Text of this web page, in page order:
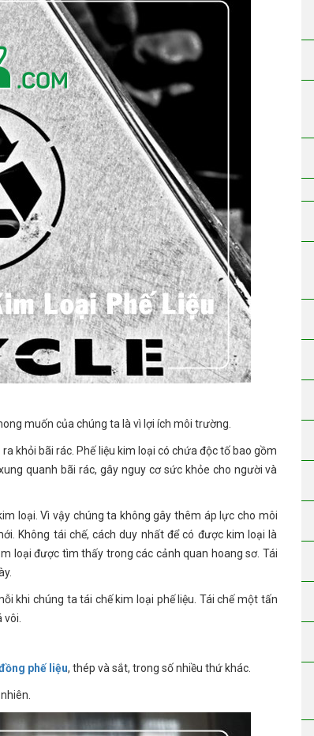
muốn của chúng ta là vì lợi ích môi trường.
khỏi bãi rác. Phế liệu kim loại có chứa độc tố bao gồm
quanh bãi rác, gây nguy cơ sức khỏe cho người và
loại. Vì vậy chúng ta không gây thêm áp lực cho môi
Không tái chế, cách duy nhất để có được kim loại là
loại được tìm thấy trong các cảnh quan hoang sơ. Tái
khi chúng ta tái chế kim loại phế liệu. Tái chế một tấn
phế liệu, thép và sắt, trong số nhiều thứ khác.